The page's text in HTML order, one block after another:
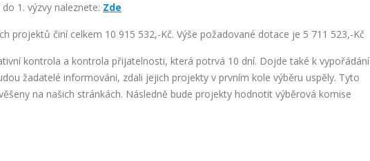
1. výzvy naleznete: Zde
projektů činí celkem 10 915 532,-Kč. Výše požadované dotace je 5 711 523,-Kč
kontrola a kontrola přijatelnosti, která potrvá 10 dní. Dojde také k vypořádání
žadatelé informováni, zdali jejich projekty v prvním kole výběru uspěly. Tyto
na našich stránkách. Následně bude projekty hodnotit výběrová komise